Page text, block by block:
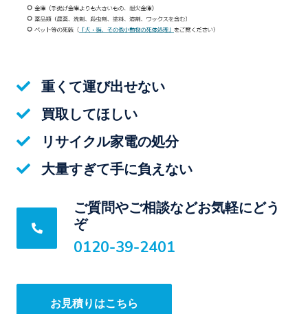
重くて運び出せない
買取してほしい
リサイクル家電の処分
大量すぎて手に負えない
ご質問やご相談などお気軽にどう
ぞ
0120-39-2401
お見積りはこちら